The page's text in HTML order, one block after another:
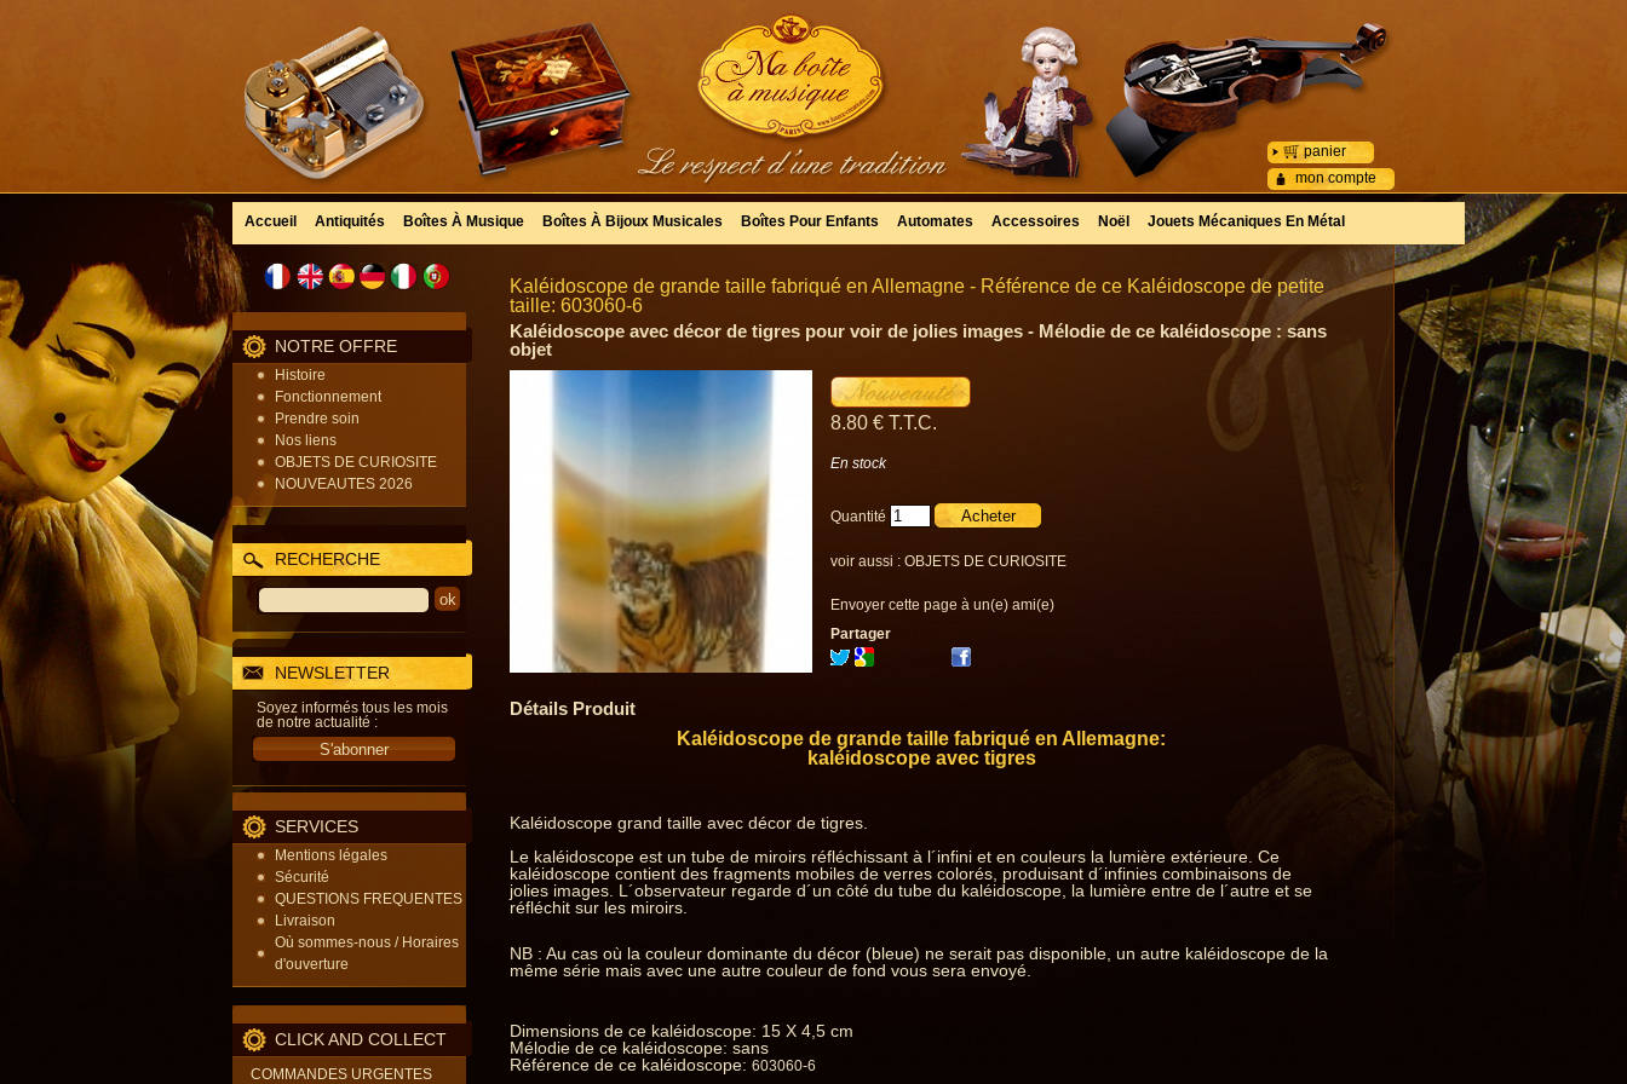
mon compte
panier
Accueil Antiquités Boîtes À Musique Boîtes À Bijoux Musicales Boîtes Pour Enfants Automates Accessoires Noël Jouets Mécaniques En Métal
NOTRE OFFRE
Histoire
Fonctionnement
Prendre soin
Nos liens
OBJETS DE CURIOSITE
NOUVEAUTES 2026
RECHERCHE
NEWSLETTER
Soyez informés tous les mois
de notre actualité :
SERVICES
Mentions légales
Sécurité
QUESTIONS FREQUENTES
Livraison
Où sommes-nous / Horaires
d'ouverture
CLICK AND COLLECT
COMMANDES URGENTES
Kaléidoscope de grande taille fabriqué en Allemagne - Référence de ce Kaléidoscope de petite
taille: 603060-6
Kaléidoscope avec décor de tigres pour voir de jolies images - Mélodie de ce kaléidoscope : sans
objet
8.80 € T.T.C.
En stock
Quantité
voir aussi : OBJETS DE CURIOSITE
Envoyer cette page à un(e) ami(e)
Partager
Détails Produit
Kaléidoscope de grande taille fabriqué en Allemagne:
kaléidoscope avec tigres
Kaléidoscope grand taille avec décor de tigres.
Le kaléidoscope est un tube de miroirs réfléchissant à l´infini et en couleurs la lumière extérieure. Ce
kaléidoscope contient des fragments mobiles de verres colorés, produisant d´infinies combinaisons de
jolies images. L´observateur regarde d´un côté du tube du kaléidoscope, la lumière entre de l´autre et se
réfléchit sur les miroirs.
NB : Au cas où la couleur dominante du décor (bleue) ne serait pas disponible, un autre kaléidoscope de la
même série mais avec une autre couleur de fond vous sera envoyé.
Dimensions de ce kaléidoscope: 15 X 4,5 cm
Mélodie de ce kaléidoscope: sans
Référence de ce kaléidoscope: 603060-6